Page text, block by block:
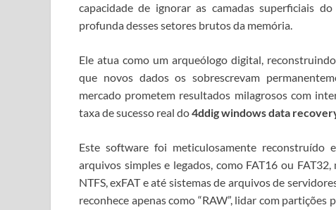
capacidade de ignorar as camadas superficiais
profunda desses setores brutos da memória.
Ele atua como um arqueólogo digital,
que novos dados os sobrescrevam
mercado prometem resultados milagrosos com
taxa de sucesso real do4ddig windows data
Este software foi meticulosamente reconstruído
arquivos simples e legados, como FAT16 ou
NTFS, exFAT e até sistemas de arquivos de
reconhece apenas como “RAW”, lidar com